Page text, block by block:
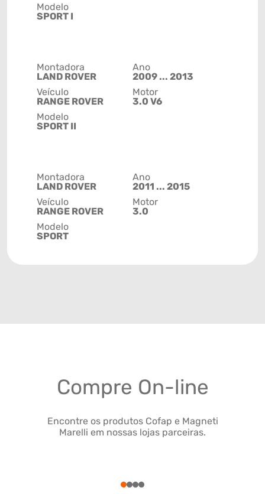
Modelo
SPORT I
Montadora
LAND ROVER
Veículo
RANGE ROVER
Modelo
SPORT II
Ano
2009 ... 2013
Motor
3.0 V6
Montadora
LAND ROVER
Veículo
RANGE ROVER
Modelo
SPORT
Ano
2011 ... 2015
Motor
3.0
Compre On-line
Encontre os produtos Cofap e Magneti
Marelli em nossas lojas parceiras.
1234